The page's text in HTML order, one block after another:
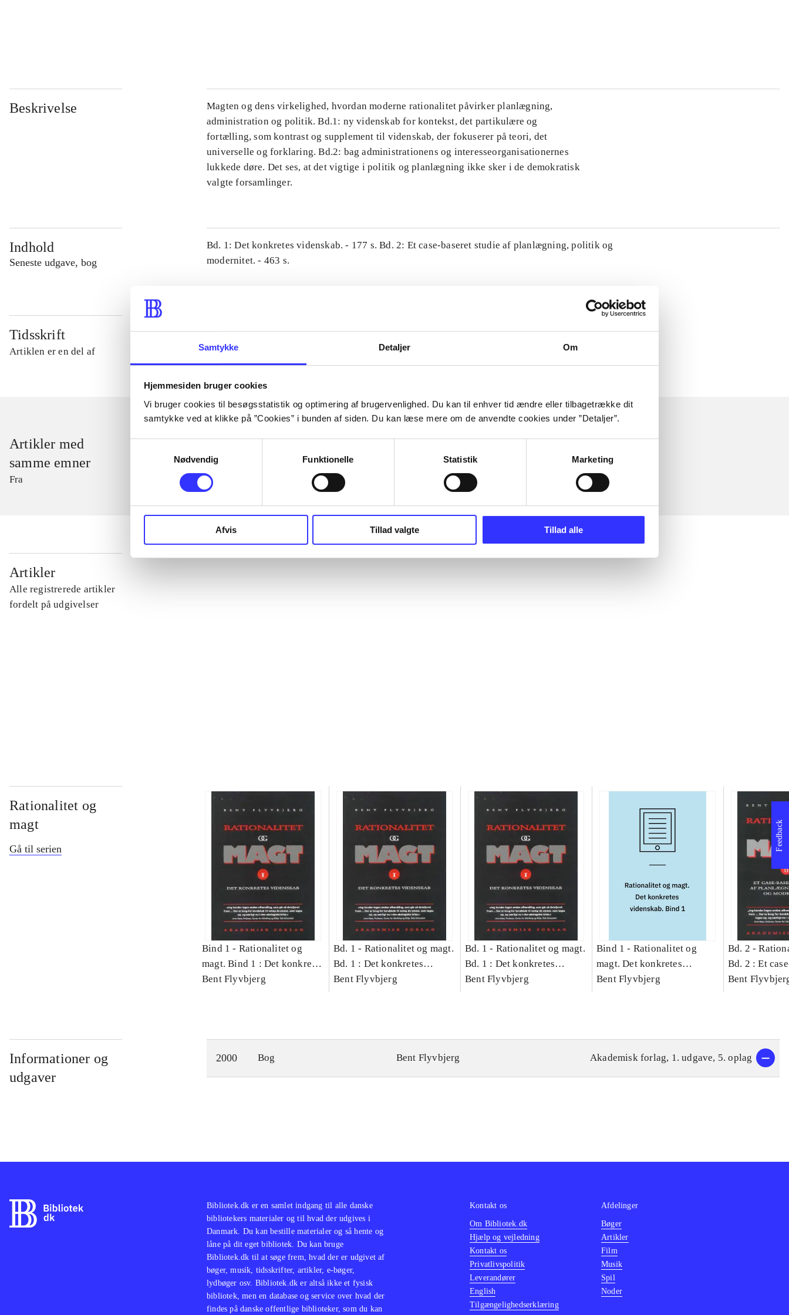
Samtykke Detaljer Om
Hjemmesiden bruger cookies
Vi bruger cookies til besøgsstatistik og optimering af brugervenlighed. Du kan til enhver tid ændre eller tilbagetrække dit
samtykke ved at klikke på ”Cookies” i bunden af siden. Du kan læse mere om de anvendte cookies under ”Detaljer”.
Nødvendig
Funktionelle Statistik Marketing
Afvis Tillad valgte Tillad alle
Beskrivelse
Magten og dens virkelighed, hvordan moderne rationalitet påvirker planlægning,
administration og politik. Bd.1: ny videnskab for kontekst, det partikulære og
fortælling, som kontrast og supplement til videnskab, der fokuserer på teori, det
universelle og forklaring. Bd.2: bag administrationens og interesseorganisationernes
lukkede døre. Det ses, at det vigtige i politik og planlægning ikke sker i de demokratisk
valgte forsamlinger.
Indhold
Seneste udgave, bog
Bd. 1: Det konkretes videnskab. - 177 s. Bd. 2: Et case-baseret studie af planlægning, politik og
modernitet. - 463 s.
Tidsskrift
Artiklen er en del af
Artikler med
samme emner
Fra
Artikler
Alle registrerede artikler
fordelt på udgivelser
Rationalitet og
magt
Gå til serien
Bind 1 - Rationalitet og
magt. Bind 1 : Det konkretes
videnskab
Bent Flyvbjerg
Bd. 1 - Rationalitet og magt.
Bd. 1 : Det konkretes
videnskab
Bent Flyvbjerg
Bd. 1 - Rationalitet og magt.
Bd. 1 : Det konkretes
videnskab
Bent Flyvbjerg
Bind 1 - Rationalitet og
magt. Det konkretes
videnskab. Bind 1
Bent Flyvbjerg
Bd. 2 -
Bd. 2 : Et
studie af
Bent
Informationer og
udgaver
2000 Bog Bent Flyvbjerg Akademisk forlag, 1. udgave, 5. oplag
Feedback
Bibliotek.dk er en samlet indgang til alle danske
bibliotekers materialer og til hvad der udgives i
Danmark. Du kan bestille materialer og så hente og
låne på dit eget bibliotek. Du kan bruge
Bibliotek.dk til at søge frem, hvad der er udgivet af
bøger, musik, tidsskrifter, artikler, e-bøger,
lydbøger osv. Bibliotek.dk er altså ikke et fysisk
bibliotek, men en database og service over hvad der
findes på danske offentlige biblioteker, som du kan
Kontakt os
Om Bibliotek.dk
Hjælp og vejledning
Kontakt os
Privatlivspolitik
Leverandører
English
Tilgængelighedserklæring
Afdelinger
Bøger
Artikler
Film
Musik
Spil
Noder